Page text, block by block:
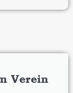
Verein